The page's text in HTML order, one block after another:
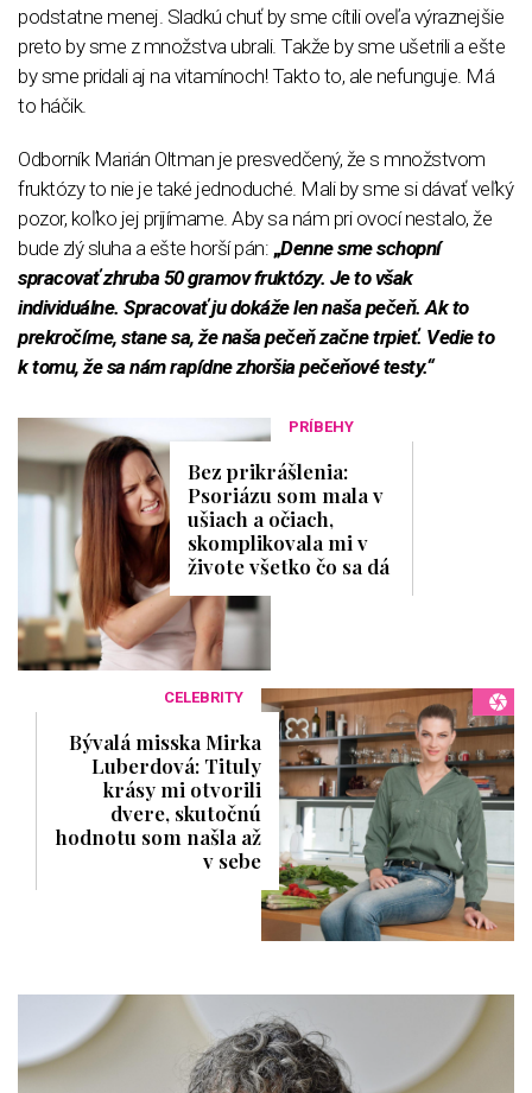
podstatne menej. Sladkú chuť by sme cítili oveľa výraznejšie
preto by sme z množstva ubrali. Takže by sme ušetrili a ešte
by sme pridali aj na vitamínoch! Takto to, ale nefunguje. Má
to háčik.
Odborník Marián Oltman je presvedčený, že s množstvom
fruktózy to nie je také jednoduché. Mali by sme si dávať veľký
pozor, koľko jej prijímame. Aby sa nám pri ovocí nestalo, že
bude zlý sluha a ešte horší pán: „Denne sme schopní
spracovať zhruba 50 gramov fruktózy. Je to však
individuálne. Spracovať ju dokáže len naša pečeň. Ak to
prekročíme, stane sa, že naša pečeň začne trpieť. Vedie to
k tomu, že sa nám rapídne zhoršia pečeňové testy.“
PRÍBEHY
Bez prikrášlenia:
Psoriázu som mala v
ušiach a očiach,
skomplikovala mi v
živote všetko čo sa dá
CELEBRITY
Bývalá misska Mirka
Luberdová: Tituly
krásy mi otvorili
dvere, skutočnú
hodnotu som našla až
v sebe